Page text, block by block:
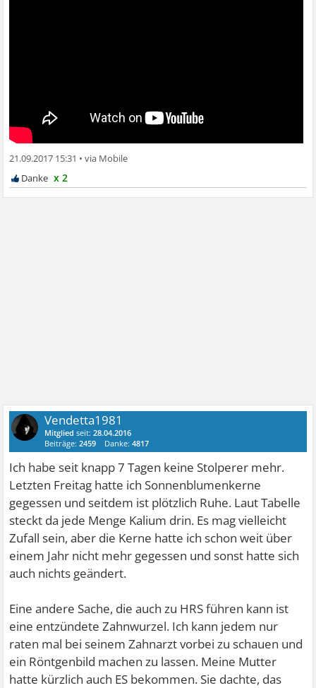
21.09.2017 15:31 •
x 2
Vendetta1981
Mitglied seit:28.04.2016
Beiträge:2459 Danke:4817
Ich habe seit knapp 7 Tagen keine Stolperer mehr.
Letzten Freitag hatte ich Sonnenblumenkerne
gegessen und seitdem ist plötzlich Ruhe. Laut Tabelle
steckt da jede Menge Kalium drin. Es mag vielleicht
Zufall sein, aber die Kerne hatte ich schon weit über
einem Jahr nicht mehr gegessen und sonst hatte sich
auch nichts geändert.
Eine andere Sache, die auch zu HRS führen kann ist
eine entzündete Zahnwurzel. Ich kann jedem nur
raten mal bei seinem Zahnarzt vorbei zu schauen und
ein Röntgenbild machen zu lassen. Meine Mutter
hatte kürzlich auch ES bekommen. Sie dachte, das